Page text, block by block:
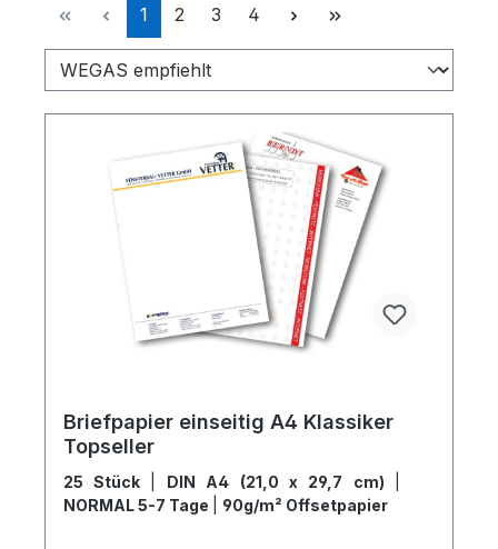
Seite
1 Seite
2 Seite
3 Seite
4
Briefpapier einseitig A4 Klassiker
Topseller
25 Stück DIN A4 (21,0 x 29,7 cm)
NORMAL 5-7 Tage
90g/m² Offsetpapier